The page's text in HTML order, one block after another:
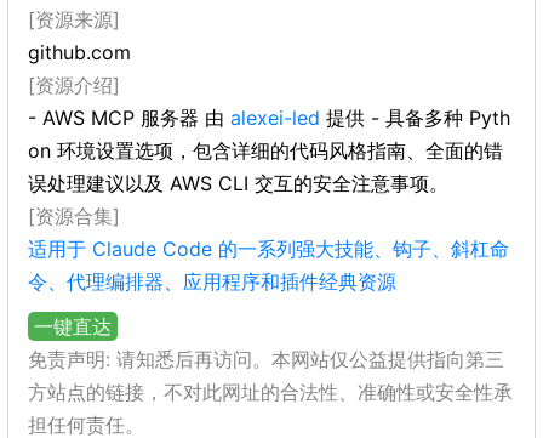
[资源来源]
github.com
[资源介绍]
- AWS MCP 服务器 由 alexei-led 提供 - 具备多种 Pyth
on 环境设置选项，包含详细的代码风格指南、全面的错
误处理建议以及 AWS CLI 交互的安全注意事项。
[资源合集]
适用于 Claude Code 的一系列强大技能、钩子、斜杠命
令、代理编排器、应用程序和插件经典资源
一键直达
免责声明: 请知悉后再访问。本网站仅公益提供指向第三
方站点的链接，不对此网址的合法性、准确性或安全性承
担任何责任。